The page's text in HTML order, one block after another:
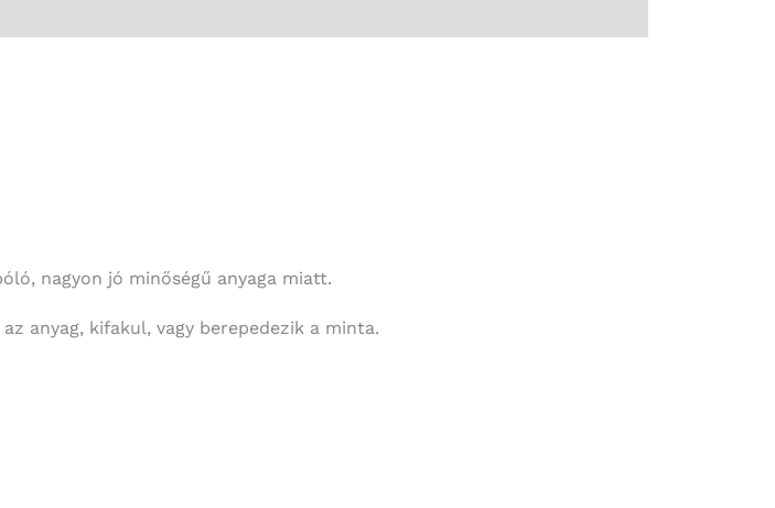
megérti
nagyon jó minőségű anyaga miatt.
anyag, kifakul, vagy berepedezik a minta.